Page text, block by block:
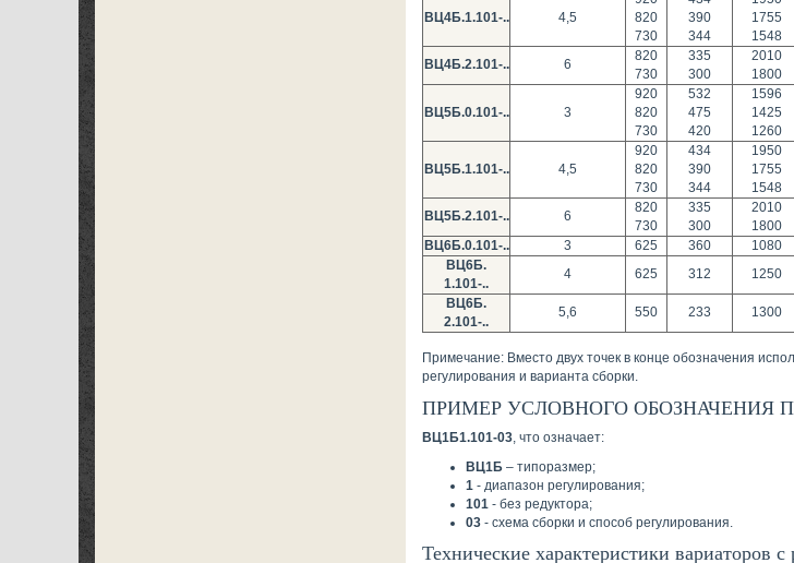
ВЦ4Б.1.101-.. 4,5
820
730
390
344
1755
1548
ВЦ4Б.2.101-.. 6
820
730
335
300
2010
1800
ВЦ5Б.0.101-.. 3
920
820
730
532
475
420
1596
1425
1260
ВЦ5Б.1.101-.. 4,5
920
820
730
434
390
344
1950
1755
1548
ВЦ5Б.2.101-.. 6
820
730
335
300
2010
1800
ВЦ6Б.0.101-..
3 625 360 1080
ВЦ6Б.
1.101-..
4 625 312 1250
ВЦ6Б.
2.101-..
5,6 550 233 1300
Примечание: Вместо двух точек в конце обозначения
регулирования и варианта сборки.
ПРИМЕР УСЛОВНОГО ОБОЗНАЧЕНИЯ
ВЦ1Б1.101-03, что означает:
ВЦ1Б – типоразмер;
1 - диапазон регулирования;
101 - без редуктора;
03 - схема сборки и способ регулирования.
Технические характеристики вариаторов